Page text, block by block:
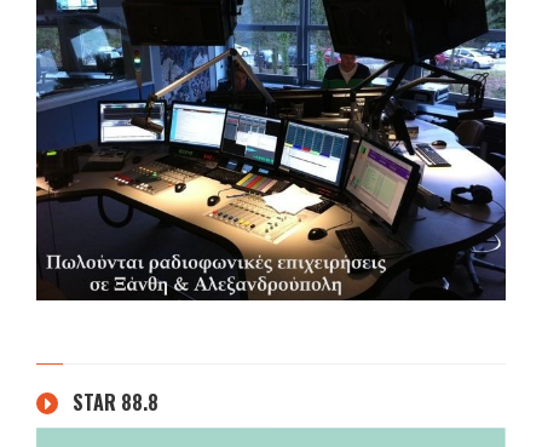
STAR 88.8